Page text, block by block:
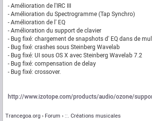
- Amélioration de l'IRC III
- Amélioration du Spectrogramme (Tap Synchro)
- Amélioration de l' EQ
- Amélioration du support de clavier
- Bug fixé: chargement de snapshots d' EQ dans de
- Bug fixé: crashes sous Steinberg Wavelab
- Bug fixé: UI sous OS X avec Steinberg Wavelab 7.2
- Bug fixé: compensation de delay
- Bug fixé: crossover.
http://www.izotope.com/products/audio/ozone/
Trancegoa.org Forum ::. Créations musicales